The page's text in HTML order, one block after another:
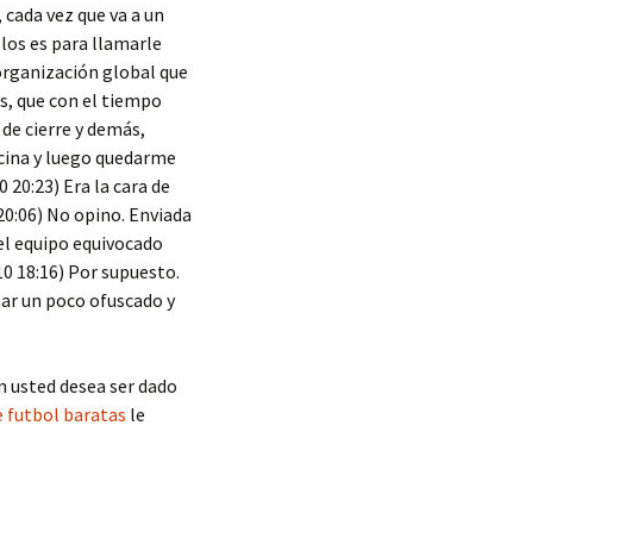
vez que va a un
es para llamarle
global que
que con el tiempo
cierre y demás,
y luego quedarme
Era la cara de
No opino. Enviada
equipo equivocado
18:16) Por supuesto.
un poco ofuscado y
desea ser dado
futbol baratas le